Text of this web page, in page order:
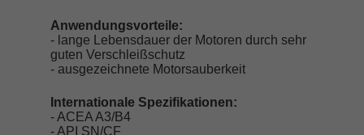
Anwendungsvorteile:
- lange Lebensdauer der Motoren durch sehr
guten Verschleißschutz
- ausgezeichnete Motorsauberkeit
Internationale Spezifikationen:
- ACEA A3/B4
- API SN/CF